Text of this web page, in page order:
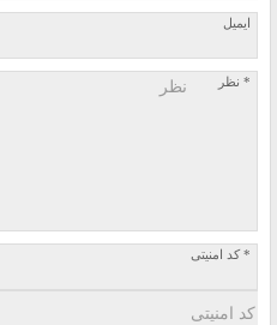
ایمیل
* نظر
* کد امنیتی